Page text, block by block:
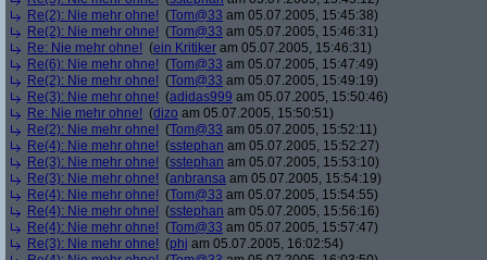
Re(2): Nie mehr ohne! (Tom@33 am 05.07.2005, 15:45:38)
Re(2): Nie mehr ohne! (Tom@33 am 05.07.2005, 15:46:31)
Re: Nie mehr ohne! (ein Kritiker am 05.07.2005, 15:46:31)
Re(6): Nie mehr ohne! (Tom@33 am 05.07.2005, 15:47:49)
Re(2): Nie mehr ohne! (Tom@33 am 05.07.2005, 15:49:19)
Re(3): Nie mehr ohne! (adidas999 am 05.07.2005, 15:50:46)
Re: Nie mehr ohne! (dizo am 05.07.2005, 15:50:51)
Re(2): Nie mehr ohne! (Tom@33 am 05.07.2005, 15:52:11)
Re(4): Nie mehr ohne! (sstephan am 05.07.2005, 15:52:27)
Re(3): Nie mehr ohne! (sstephan am 05.07.2005, 15:53:10)
Re(3): Nie mehr ohne! (anbransa am 05.07.2005, 15:54:19)
Re(4): Nie mehr ohne! (Tom@33 am 05.07.2005, 15:54:55)
Re(4): Nie mehr ohne! (sstephan am 05.07.2005, 15:56:16)
Re(4): Nie mehr ohne! (Tom@33 am 05.07.2005, 15:57:47)
Re(3): Nie mehr ohne! (phj am 05.07.2005, 16:02:54)